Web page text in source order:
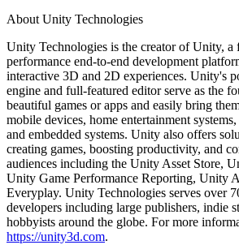
XR-игры
Запускайте XR-игры на разных
Многопользовательские игры
Упрощенное создание
About Unity Technologies
Unity Technologies is the creator of Unity, a
performance end-to-end development
interactive 3D and 2D experiences. Unity's
engine and full-featured editor serve as the
beautiful games or apps and easily bring
mobile devices, home entertainment
and embedded systems. Unity also offers
creating games, boosting productivity, and
audiences including the Unity Asset Store,
Unity Game Performance Reporting, Unity
Everyplay. Unity Technologies serves over
developers including large publishers, indie
hobbyists around the globe. For more
https://unity3d.com.